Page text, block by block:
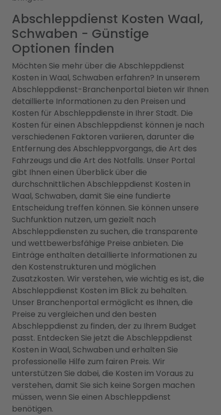
Abschleppdienst Kosten Waal,
Schwaben - Günstige
Optionen finden
Möchten Sie mehr über die Abschleppdienst
Kosten in Waal, Schwaben erfahren? In unserem
Abschleppdienst-Branchenportal bieten wir Ihnen
detaillierte Informationen zu den Preisen und
Kosten für Abschleppdienste in Ihrer Stadt. Die
Kosten für einen Abschleppdienst können je nach
verschiedenen Faktoren variieren, darunter die
Entfernung des Abschleppvorgangs, die Art des
Fahrzeugs und die Art des Notfalls. Unser Portal
gibt Ihnen einen Überblick über die
durchschnittlichen Abschleppdienst Kosten in
Waal, Schwaben, damit Sie eine fundierte
Entscheidung treffen können. Sie können unsere
Suchfunktion nutzen, um gezielt nach
Abschleppdiensten zu suchen, die transparente
und wettbewerbsfähige Preise anbieten. Die
Einträge enthalten detaillierte Informationen zu
den Kostenstrukturen und möglichen
Zusatzkosten. Wir verstehen, wie wichtig es ist, die
Abschleppdienst Kosten im Blick zu behalten.
Unser Branchenportal ermöglicht es Ihnen, die
Preise zu vergleichen und den besten
Abschleppdienst zu finden, der zu Ihrem Budget
passt. Entdecken Sie jetzt die Abschleppdienst
Kosten in Waal, Schwaben und erhalten Sie
professionelle Hilfe zum fairen Preis. Wir
unterstützen Sie dabei, die Kosten im Voraus zu
verstehen, damit Sie sich keine Sorgen machen
müssen, wenn Sie einen Abschleppdienst
benötigen.